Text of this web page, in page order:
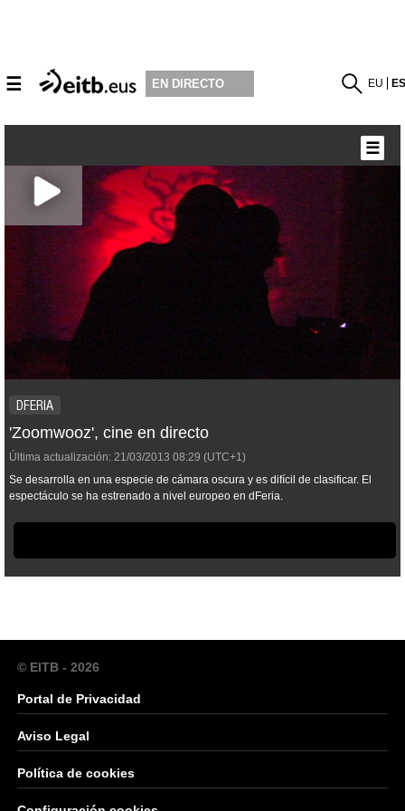
☰ EN DIRECTO EU
DFERIA
'Zoomwooz', cine en directo
Última actualización: 21/03/2013 08:29 (UTC+1)
Se desarrolla en una especie de cámara oscura y es difícil de clasificar. El
espectáculo se ha estrenado a nivel europeo en dFeria.
☰
© EITB - 2026
Portal de Privacidad
Aviso Legal
Política de cookies